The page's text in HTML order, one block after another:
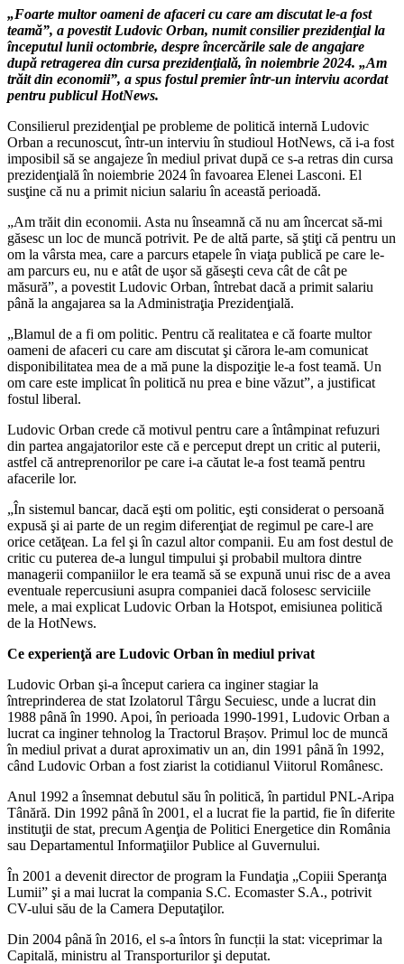
„Foarte multor oameni de afaceri cu care am discutat le-a fost
teamă”, a povestit Ludovic Orban, numit consilier prezidenţial la
începutul lunii octombrie, despre încercările sale de angajare
după retragerea din cursa prezidenţială, în noiembrie 2024. „Am
trăit din economii”, a spus fostul premier într-un interviu acordat
pentru publicul HotNews.
Consilierul prezidenţial pe probleme de politică internă Ludovic
Orban a recunoscut, într-un interviu în studioul HotNews, că i-a fost
imposibil să se angajeze în mediul privat după ce s-a retras din cursa
prezidenţială în noiembrie 2024 în favoarea Elenei Lasconi. El
susţine că nu a primit niciun salariu în această perioadă.
„Am trăit din economii. Asta nu înseamnă că nu am încercat să-mi
găsesc un loc de muncă potrivit. Pe de altă parte, să ştiţi că pentru un
om la vârsta mea, care a parcurs etapele în viaţa publică pe care le-
am parcurs eu, nu e atât de uşor să găseşti ceva cât de cât pe
măsură”, a povestit Ludovic Orban, întrebat dacă a primit salariu
până la angajarea sa la Administraţia Prezidenţială.
„Blamul de a fi om politic. Pentru că realitatea e că foarte multor
oameni de afaceri cu care am discutat şi cărora le-am comunicat
disponibilitatea mea de a mă pune la dispoziţie le-a fost teamă. Un
om care este implicat în politică nu prea e bine văzut”, a justificat
fostul liberal.
Ludovic Orban crede că motivul pentru care a întâmpinat refuzuri
din partea angajatorilor este că e perceput drept un critic al puterii,
astfel că antreprenorilor pe care i-a căutat le-a fost teamă pentru
afacerile lor.
„În sistemul bancar, dacă eşti om politic, eşti considerat o persoană
expusă şi ai parte de un regim diferenţiat de regimul pe care-l are
orice cetăţean. La fel şi în cazul altor companii. Eu am fost destul de
critic cu puterea de-a lungul timpului şi probabil multora dintre
managerii companiilor le era teamă să se expună unui risc de a avea
eventuale repercusiuni asupra companiei dacă folosesc serviciile
mele, a mai explicat Ludovic Orban la Hotspot, emisiunea politică
de la HotNews.
Ce experienţă are Ludovic Orban în mediul privat
Ludovic Orban şi-a început cariera ca inginer stagiar la
întreprinderea de stat Izolatorul Târgu Secuiesc, unde a lucrat din
1988 până în 1990. Apoi, în perioada 1990-1991, Ludovic Orban a
lucrat ca inginer tehnolog la Tractorul Brașov. Primul loc de muncă
în mediul privat a durat aproximativ un an, din 1991 până în 1992,
când Ludovic Orban a fost ziarist la cotidianul Viitorul Românesc.
Anul 1992 a însemnat debutul său în politică, în partidul PNL-Aripa
Tânără. Din 1992 până în 2001, el a lucrat fie la partid, fie în diferite
instituţii de stat, precum Agenţia de Politici Energetice din România
sau Departamentul Informaţiilor Publice al Guvernului.
În 2001 a devenit director de program la Fundaţia „Copiii Speranţa
Lumii” şi a mai lucrat la compania S.C. Ecomaster S.A., potrivit
CV-ului său de la Camera Deputaţilor.
Din 2004 până în 2016, el s-a întors în funcții la stat: viceprimar la
Capitală, ministru al Transporturilor şi deputat.